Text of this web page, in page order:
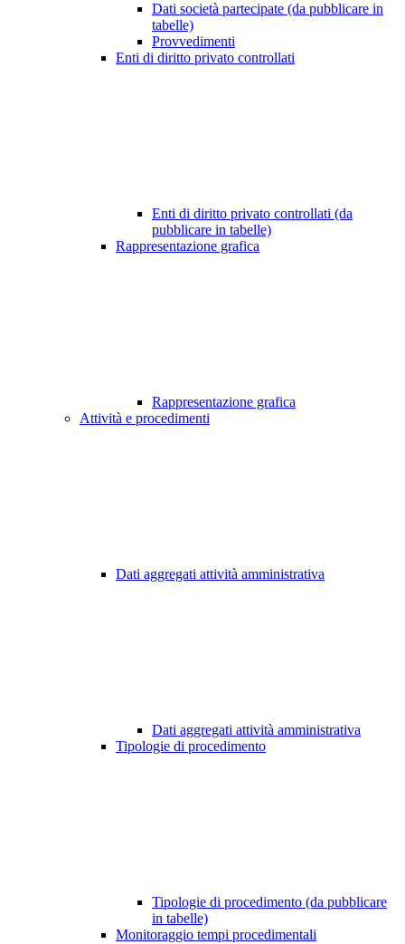
Dati società partecipate (da pubblicare in
tabelle)
Provvedimenti
Enti di diritto privato controllati
Enti di diritto privato controllati (da
pubblicare in tabelle)
Rappresentazione grafica
Rappresentazione grafica
Attività e procedimenti
Dati aggregati attività amministrativa
Dati aggregati attività amministrativa
Tipologie di procedimento
Tipologie di procedimento (da pubblicare
in tabelle)
Monitoraggio tempi procedimentali